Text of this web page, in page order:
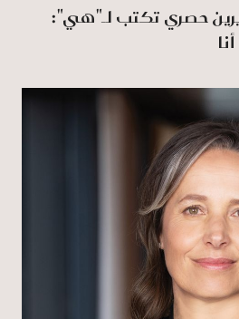
حصري تكتب لـ"هي":